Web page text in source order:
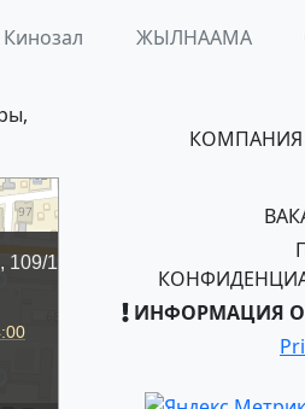
Кинозал ЖЫЛНААМА
КОМПАНИЯ
ИНФОРМАЦИЯ О